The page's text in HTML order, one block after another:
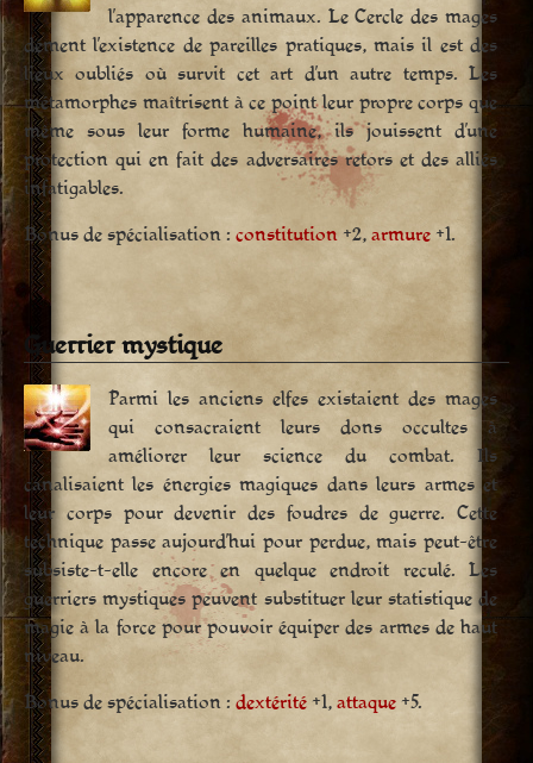
l’apparence des animaux. Le Cercle des mages
dément l’existence de pareilles pratiques, mais il est des
lieux oubliés où survit cet art d’un autre temps. Les
métamorphes maîtrisent à ce point leur propre corps que
même sous leur forme humaine, ils jouissent d’une
protection qui en fait des adversaires retors et des alliés
infatigables.
Bonus de spécialisation : constitution +2, armure +1.
Guerrier mystique
Parmi les anciens elfes existaient des mages
qui consacraient leurs dons occultes à
améliorer leur science du combat. Ils
canalisaient les énergies magiques dans leurs armes et
leur corps pour devenir des foudres de guerre. Cette
technique passe aujourd’hui pour perdue, mais peut-être
subsiste-t-elle encore en quelque endroit reculé. Les
guerriers mystiques peuvent substituer leur statistique de
magie à la force pour pouvoir équiper des armes de haut
niveau.
Bonus de spécialisation : dextérité +1, attaque +5.